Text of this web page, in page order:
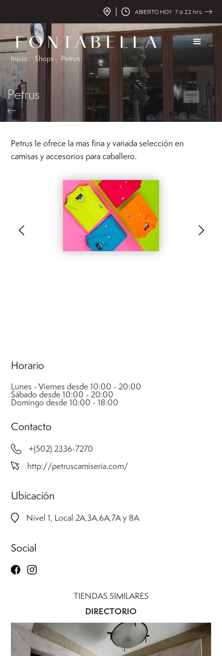
ABIERTO HOY 7 a 22 hrs.
Inicio . Shops . Petrus
Petrus
Petrus le ofrece la mas fina y variada selección en
camisas y accesorios para caballero.
Horario
Lunes - Viernes desde 10:00 - 20:00
Sábado desde 10:00 - 20:00
Domingo desde 10:00 - 18:00
Contacto
+(502) 2336-7270
http://petruscamiseria.com/
Ubicación
Nivel 1, Local 2A,3A,6A,7A y 8A
Social
TIENDAS SIMILARES
DIRECTORIO